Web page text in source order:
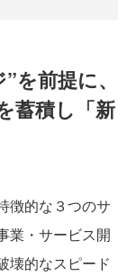
前提に、
蓄積し「新
徴的な３つのサ
業・サービス開
壊的なスピード